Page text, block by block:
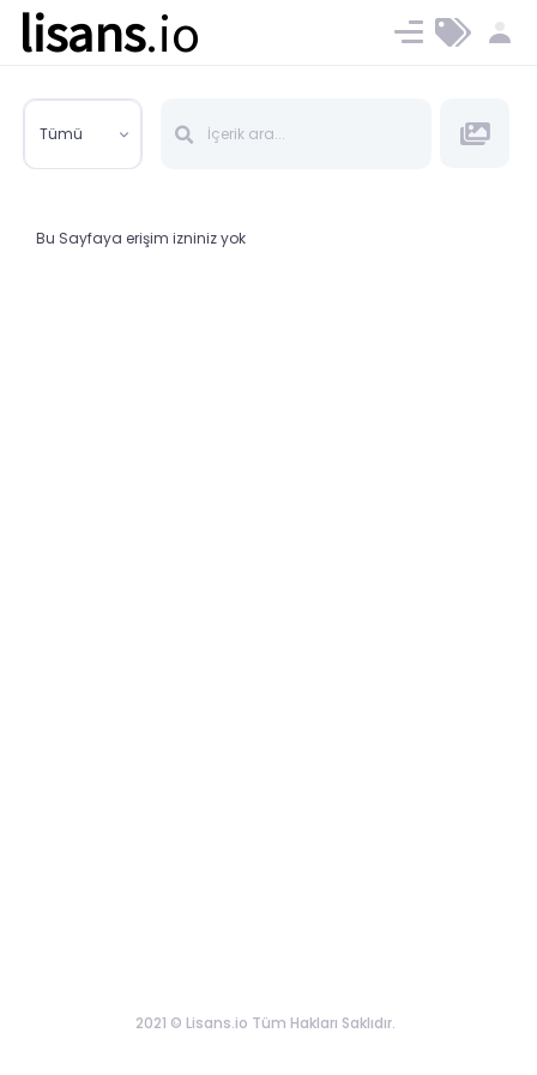
lisans.io Ücret ve Planlar
Tümü
Bu Sayfaya erişim izniniz yok
2021 © Lisans.io Tüm Hakları Saklıdır.